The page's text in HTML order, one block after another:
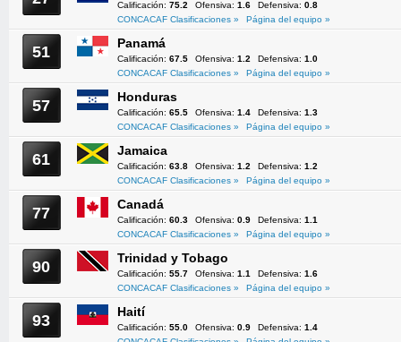
Calificación: 75.2 Ofensiva: 1.6 Defensiva: 0.8
CONCACAF Clasificaciones »
Página del equipo »
51 Panamá
Calificación: 67.5 Ofensiva: 1.2 Defensiva: 1.0
CONCACAF Clasificaciones »
Página del equipo »
57 Honduras
Calificación: 65.5 Ofensiva: 1.4 Defensiva: 1.3
CONCACAF Clasificaciones »
Página del equipo »
61 Jamaica
Calificación: 63.8 Ofensiva: 1.2 Defensiva: 1.2
CONCACAF Clasificaciones »
Página del equipo »
77 Canadá
Calificación: 60.3 Ofensiva: 0.9 Defensiva: 1.1
CONCACAF Clasificaciones »
Página del equipo »
90 Trinidad y Tobago
Calificación: 55.7 Ofensiva: 1.1 Defensiva: 1.6
CONCACAF Clasificaciones »
Página del equipo »
93 Haití
Calificación: 55.0 Ofensiva: 0.9 Defensiva: 1.4